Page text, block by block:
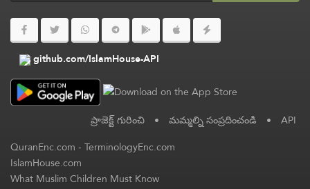
github.com/IslamHouse-API
ప్రాజెక్ట్ గురించి • మమ్మల్ని సంప్రదించండి • API
QuranEnc.com-TerminologyEnc.com
IslamHouse.com
What Muslim Children Must Know